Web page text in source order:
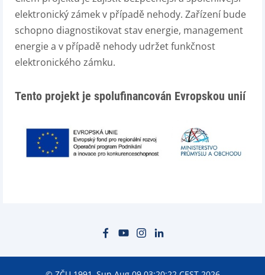
elektronický zámek v případě nehody. Zařízení bude
schopno diagnostikovat stav energie, management
energie a v případě nehody udržet funkčnost
elektronického zámku.
Tento projekt je spolufinancován Evropskou unií